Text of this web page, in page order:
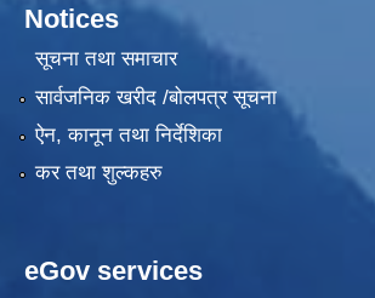
Notices
सूचना तथा समाचार
सार्वजनिक खरीद /बोलपत्र सूचना
ऐन, कानून तथा निर्देशिका
कर तथा शुल्कहरु
eGov services